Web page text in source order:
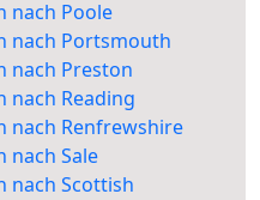
nach Poole
nach Portsmouth
nach Preston
nach Reading
nach Renfrewshire
nach Sale
nach Scottish